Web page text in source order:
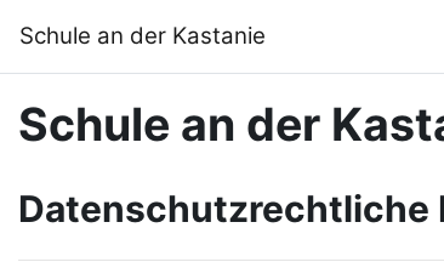
Schule an der Kastanie
Schule an der
Datenschutzrechtliche